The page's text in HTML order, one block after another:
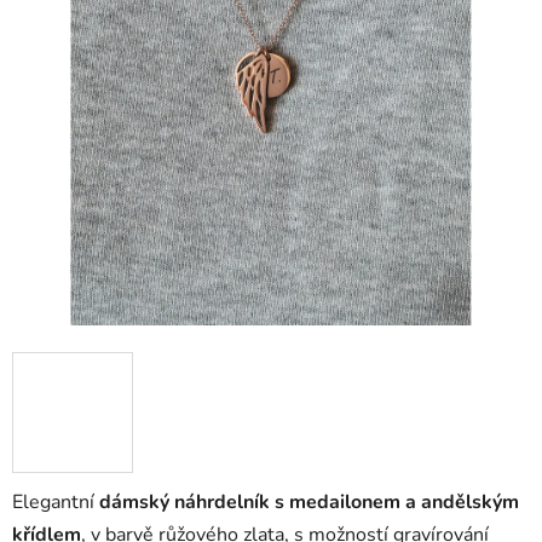
Elegantnídámský náhrdelník s medailonem a andělským
křídlem, v barvě růžového zlata, s možností gravírování